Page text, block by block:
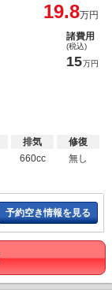
19.8万円
諸費用
(税込)
15万円
排気
660cc
修復
無し
予約空き情報を見る